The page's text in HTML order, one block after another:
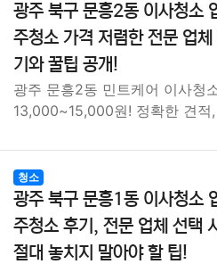
광주 북구 문흥2동 이사청소
주청소 가격 저렴한 전문 업체
기와 꿀팁 공개!
광주 문흥2동 민트케어 이사청
13,000~15,000원! 정확한 견
청소
광주 북구 문흥1동 이사청소
주청소 후기, 전문 업체 선택 시
절대 놓치지 말아야 할 팁!